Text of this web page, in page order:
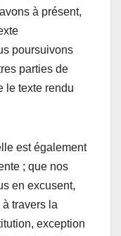
à présent,
poursuivons
parties de
le texte rendu
est également
; que nos
en excusent,
à travers la
exception